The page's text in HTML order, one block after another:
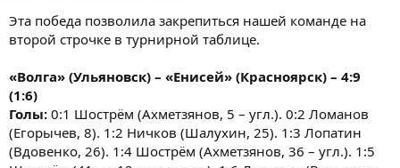
Эта победа позволила закрепиться нашей команде на
второй строчке в турнирной таблице.
«Волга» (Ульяновск) – «Енисей» (Красноярск) – 4:9
(1:6)
Голы: 0:1 Шострём (Ахметзянов, 5 – угл.). 0:2 Ломанов
(Егорычев, 8). 1:2 Ничков (Шалухин, 25). 1:3 Лопатин
(Вдовенко, 26). 1:4 Шострём (Ахметзянов, 36 – угл.). 1:5